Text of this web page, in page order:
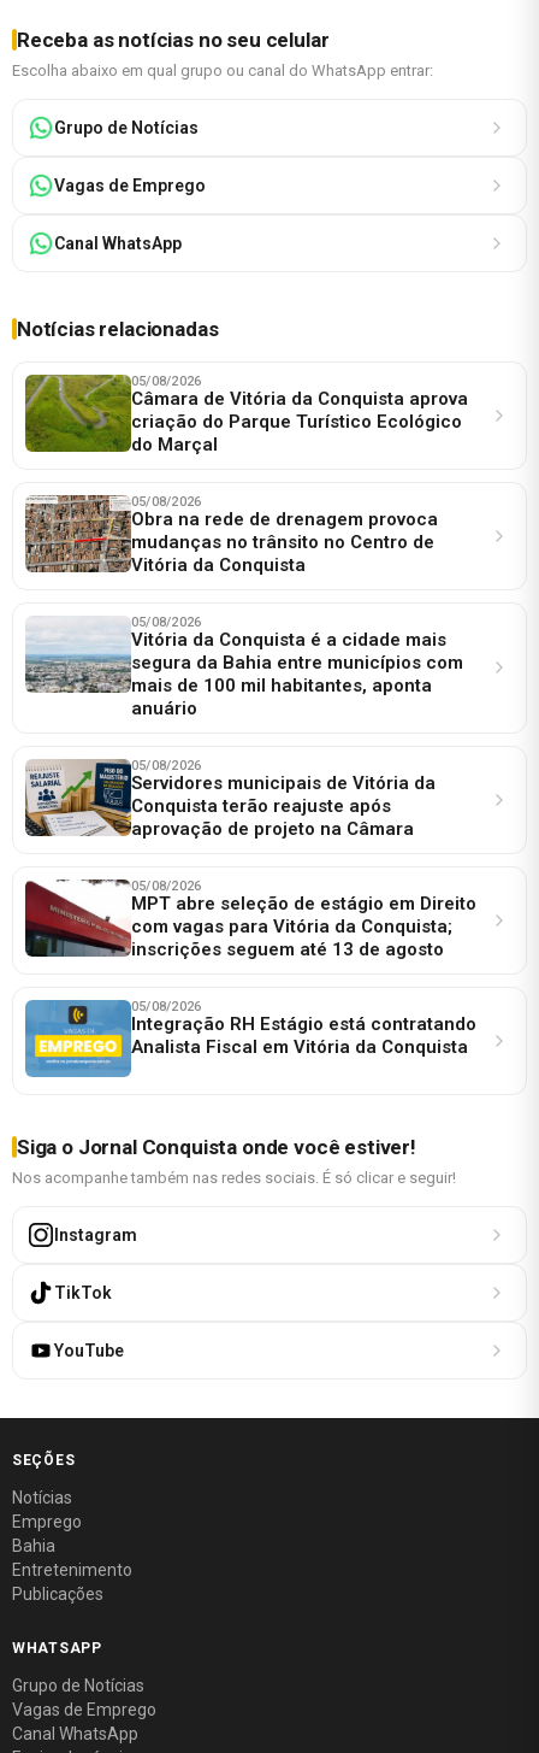
Receba as notícias no seu celular
Escolha abaixo em qual grupo ou canal do WhatsApp entrar:
Grupo de Notícias
Vagas de Emprego
Canal WhatsApp
Notícias relacionadas
05/08/2026
Câmara de Vitória da Conquista aprova
criação do Parque Turístico Ecológico
do Marçal
05/08/2026
Obra na rede de drenagem provoca
mudanças no trânsito no Centro de
Vitória da Conquista
05/08/2026
Vitória da Conquista é a cidade mais
segura da Bahia entre municípios com
mais de 100 mil habitantes, aponta
anuário
05/08/2026
Servidores municipais de Vitória da
Conquista terão reajuste após
aprovação de projeto na Câmara
05/08/2026
MPT abre seleção de estágio em Direito
com vagas para Vitória da Conquista;
inscrições seguem até 13 de agosto
05/08/2026
Integração RH Estágio está contratando
Analista Fiscal em Vitória da Conquista
Siga o Jornal Conquista onde você estiver!
Nos acompanhe também nas redes sociais. É só clicar e seguir!
Instagram
TikTok
YouTube
SEÇÕES
Notícias
Emprego
Bahia
Entretenimento
Publicações
WHATSAPP
Grupo de Notícias
Vagas de Emprego
Canal WhatsApp